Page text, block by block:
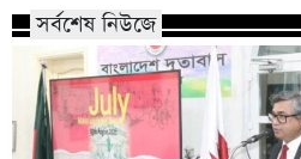
সর্বশেষ নিউজে